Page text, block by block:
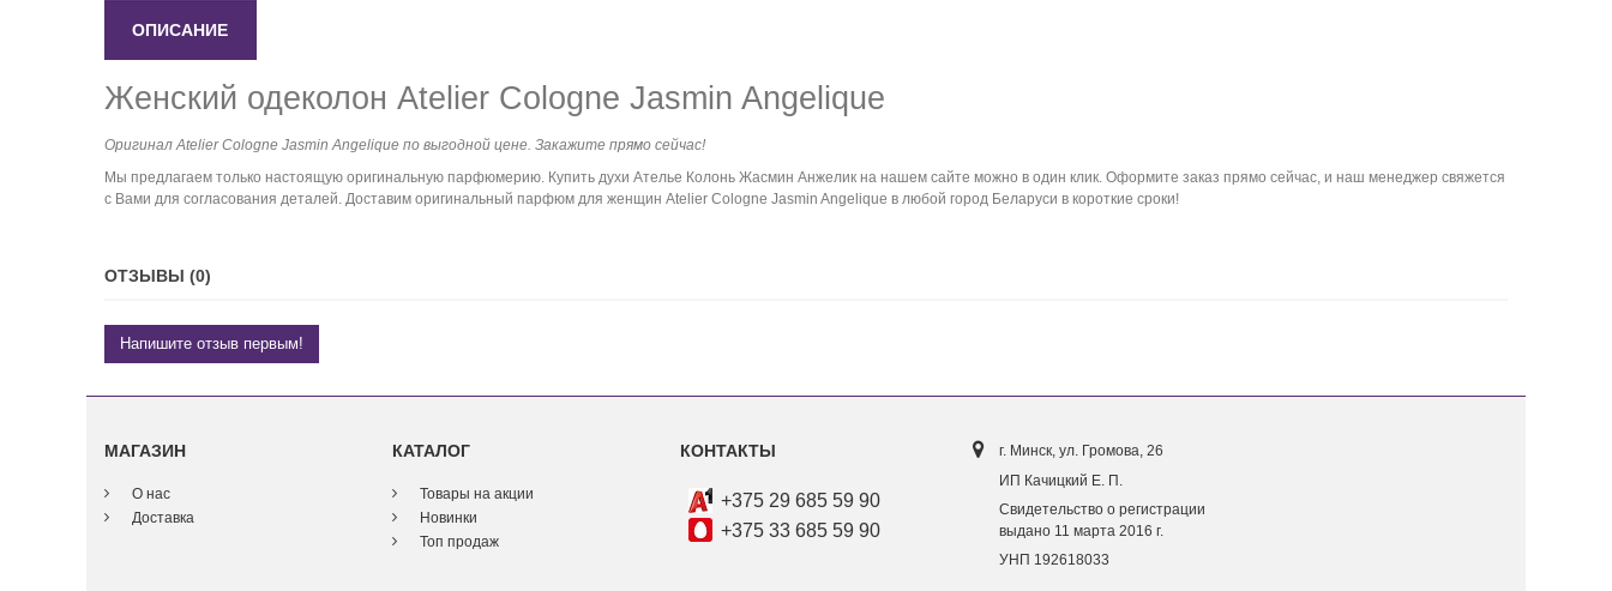
ОПИСАНИЕ
Женский одеколон Atelier Cologne Jasmin Angelique
Оригинал Atelier Cologne Jasmin Angelique по выгодной цене. Закажите прямо сейчас!
Мы предлагаем только настоящую оригинальную парфюмерию. Купить духи Ателье Колонь Жасмин Анжелик на нашем сайте можно в один клик. Оформите заказ прямо сейчас, и наш менеджер свяжется
с Вами для согласования деталей. Доставим оригинальный парфюм для женщин Atelier Cologne Jasmin Angelique в любой город Беларуси в короткие сроки!
ОТЗЫВЫ (0)
Напишите отзыв первым!
МАГАЗИН
О нас
Доставка
КАТАЛОГ
Товары на акции
Новинки
Топ продаж
КОНТАКТЫ
+375 29 685 59 90
+375 33 685 59 90
г. Минск, ул. Громова, 26
ИП Качицкий Е. П.
Свидетельство о регистрации
выдано 11 марта 2016 г.
УНП 192618033